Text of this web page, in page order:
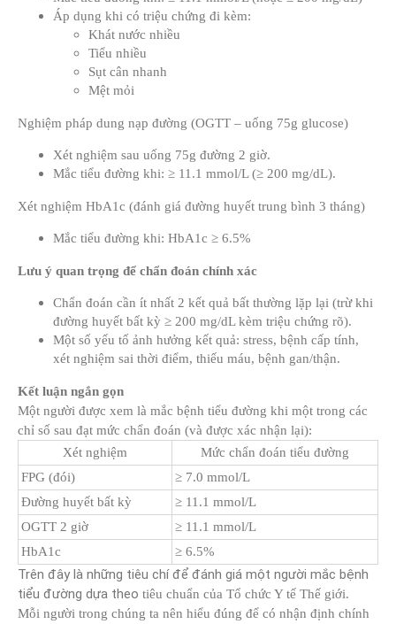
Áp dụng khi có triệu chứng đi kèm:
Khát nước nhiều
Tiểu nhiều
Sụt cân nhanh
Mệt mỏi
Nghiệm pháp dung nạp đường (OGTT – uống 75g glucose)
Xét nghiệm sau uống 75g đường 2 giờ.
Mắc tiểu đường khi: ≥ 11.1 mmol/L (≥ 200 mg/dL).
Xét nghiệm HbA1c (đánh giá đường huyết trung bình 3 tháng)
Mắc tiểu đường khi: HbA1c ≥ 6.5%
Lưu ý quan trọng để chẩn đoán chính xác
Chẩn đoán cần ít nhất 2 kết quả bất thường lặp lại (trừ khi
đường huyết bất kỳ ≥ 200 mg/dL kèm triệu chứng rõ).
Một số yếu tố ảnh hưởng kết quả: stress, bệnh cấp tính,
xét nghiệm sai thời điểm, thiếu máu, bệnh gan/thận.
Kết luận ngắn gọn
Một người được xem là mắc bệnh tiểu đường khi một trong các
chỉ số sau đạt mức chẩn đoán (và được xác nhận lại):
Xét nghiệm
Mức chẩn đoán tiểu đường
FPG (đói)
≥ 7.0 mmol/L
Đường huyết bất kỳ
≥ 11.1 mmol/L
OGTT 2 giờ
≥ 11.1 mmol/L
HbA1c
≥ 6.5%
Trên đây là những tiêu chí để đánh giá một người mắc bệnh
tiểu đường dựa theo tiêu chuẩn của Tổ chức Y tế Thế giới.
Mỗi người trong chúng ta nên hiểu đúng để có nhận định chính